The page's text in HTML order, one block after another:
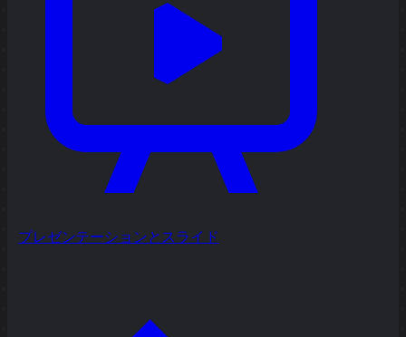
プレゼンテーションとスライド